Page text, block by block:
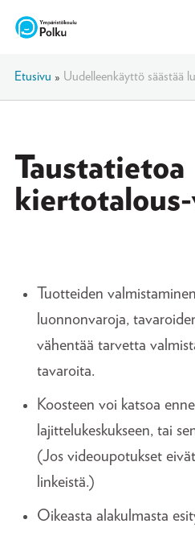
Etusivu » Uudelleenkäyttö säästää
Taustatietoa
Tuotteiden
luonnonvaroja,
vähentää tarvetta
tavaroita.
Koosteen voi katsoa
lajittelukeskukseen, tai
(Jos videoupotukset
linkeistä.)
Oikeasta alakulmasta